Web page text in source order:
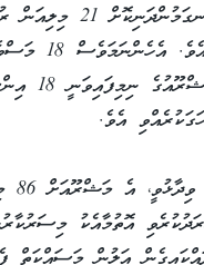
އިތުރުން މަޝްރޫއު
މިނިސްޓަރު
އެވެ.
އޮތުމާއެކު